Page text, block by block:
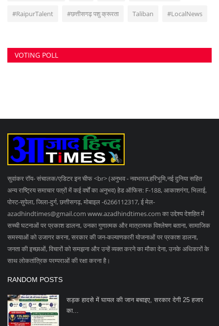
#RaipurTalent #छत्तीसगढ़ पशु क्रूरता Taliban #LocalNews
VOTING POLL
सुवांकर रॉय- संचालक/एडिटर इन चीफ <br> (अनुभव - नवभारत,हरिभूमि,नई दुनिया सहित
अन्य राष्ट्रिय समाचार पत्रों में कई वर्षों का अनुभव) हेड ऑफिस: F-188, आकाशगंगा, भिलाई,
पोस्ट-सुपेला, जिला-दुर्ग, छत्तीसगढ़, मोबाइल -6266112317, ई मेल-
azadhindtimes@gmail.com www.azadhindtimes.com का उद्देश्य देशहित में
सच्ची घटनाओं पर प्रकाश डालना, उनका गुणात्मक और मात्रात्मक विश्लेषण बताना, सामाजिक
समस्याओं को उजागर करना, सरकार की जन-कल्याणकारी योजनाओं पर प्रकाश डालना,
जनता की इच्छाओं, विचारों को समझना और उन्हें व्यक्त करने का मौका देना, उनके अधिकारों के
साथ लोकतांत्रिक परम्पराओं की रक्षा करना है।
RANDOM POSTS
सड़क हादसे में घायल की जान बचाइए, सरकार देगी 25 हजार
का...